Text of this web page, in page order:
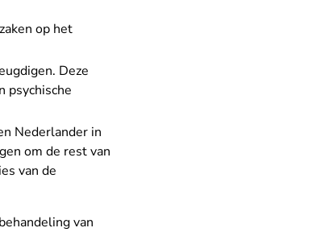
op het
Deze
psychische
Nederlander in
om de rest van
van de
van